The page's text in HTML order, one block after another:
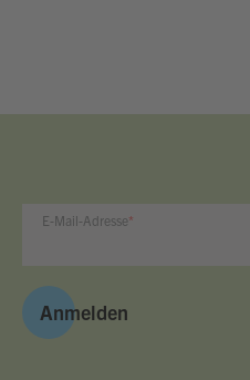
E-Mail-Adresse
Anmelden